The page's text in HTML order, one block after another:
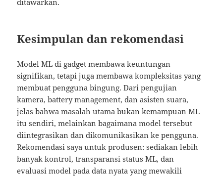
ditawarkan.
Kesimpulan dan rekomendasi
Model ML di gadget membawa keuntungan
signifikan, tetapi juga membawa kompleksitas yang
membuat pengguna bingung. Dari pengujian
kamera, battery management, dan asisten suara,
jelas bahwa masalah utama bukan kemampuan ML
itu sendiri, melainkan bagaimana model tersebut
diintegrasikan dan dikomunikasikan ke pengguna.
Rekomendasi saya untuk produsen: sediakan lebih
banyak kontrol, transparansi status ML, dan
evaluasi model pada data nyata yang mewakili